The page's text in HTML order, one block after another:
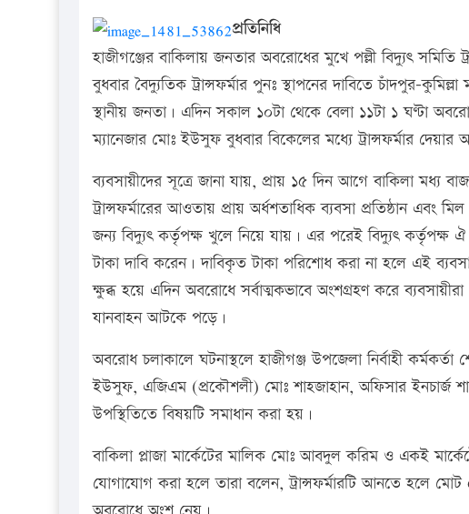
প্রতিনিধি
হাজীগঞ্জের বাকিলায় জনতার অবরোধের মুখে পল্লী বিদ্যুৎ সমিতি
বুধবার বৈদ্যুতিক ট্রান্সফর্মার পুনঃ স্থাপনের দাবিতে চাঁদপুর-
স্থানীয় জনতা। এদিন সকাল ১০টা থেকে বেলা ১১টা ১ ঘণ্টা
ম্যানেজার মোঃ ইউসুফ বুধবার বিকেলের মধ্যে ট্রান্সফর্মার
ব্যবসায়ীদের সূত্রে জানা যায়, প্রায় ১৫ দিন আগে বাকিলা মধ্য
ট্রান্সফর্মারের আওতায় প্রায় অর্ধশতাধিক ব্যবসা প্রতিষ্ঠান এবং
জন্য বিদ্যুৎ কর্তৃপক্ষ খুলে নিয়ে যায়। এর পরেই বিদ্যুৎ কর্তৃপক্ষ ঐ
টাকা দাবি করেন। দাবিকৃত টাকা পরিশোধ করা না হলে এই
ক্ষুব্ধ হয়ে এদিন অবরোধে সর্বাত্মকভাবে অংশগ্রহণ করে
যানবাহন আটকে পড়ে।
অবরোধ চলাকালে ঘটনাস্থলে হাজীগঞ্জ উপজেলা নির্বাহী
ইউসুফ, এজিএম (প্রকৌশলী) মোঃ শাহজাহান, অফিসার ইনচার্জ
উপস্থিতিতে বিষয়টি সমাধান করা হয়।
বাকিলা প্লাজা মার্কেটের মালিক মোঃ আবদুল করিম ও একই
যোগাযোগ করা হলে তারা বলেন, ট্রান্সফর্মারটি আনতে হলে